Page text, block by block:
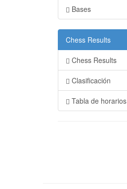
Bases
Chess Results
Chess Results
Clasificación
Tabla de horarios